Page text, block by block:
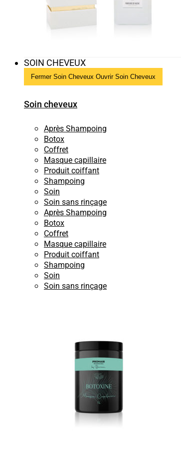
SOIN CHEVEUX
Fermer Soin Cheveux Ouvrir Soin Cheveux
Soin cheveux
Après Shampoing
Botox
Coffret
Masque capillaire
Produit coiffant
Shampoing
Soin
Soin sans rinçage
Après Shampoing
Botox
Coffret
Masque capillaire
Produit coiffant
Shampoing
Soin
Soin sans rinçage